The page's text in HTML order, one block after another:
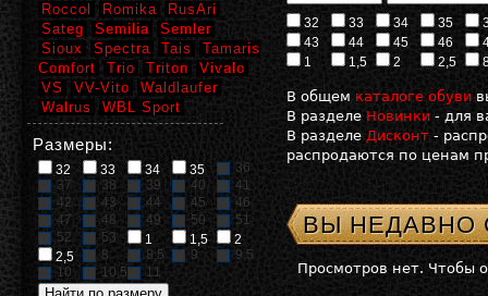
32 33 34 35
43
44 45 46
1
1,5 2 2,5
В общем каталоге обуви
В разделе Новинки - для
В разделе Дисконт-
распродаются по ценам
ВЫ НЕДАВНО
Просмотров нет. Чтобы
Roccol
Romika
RusAri
Sateg
Semilia
Semler
Sioux
Spectra Tais
Tamaris
Comfort
Trio Triton
Vivalo
VS
VV-Vito
Waldlaufer
Walrus
WBL Sport
Размеры:
32 33 34 35
36
37
38 39 40
41
42
43 44 45
46
47
48 49 50
51
52
53 1 1,5
2
2,5
8 8,5 9
9,5
10
10,5 11